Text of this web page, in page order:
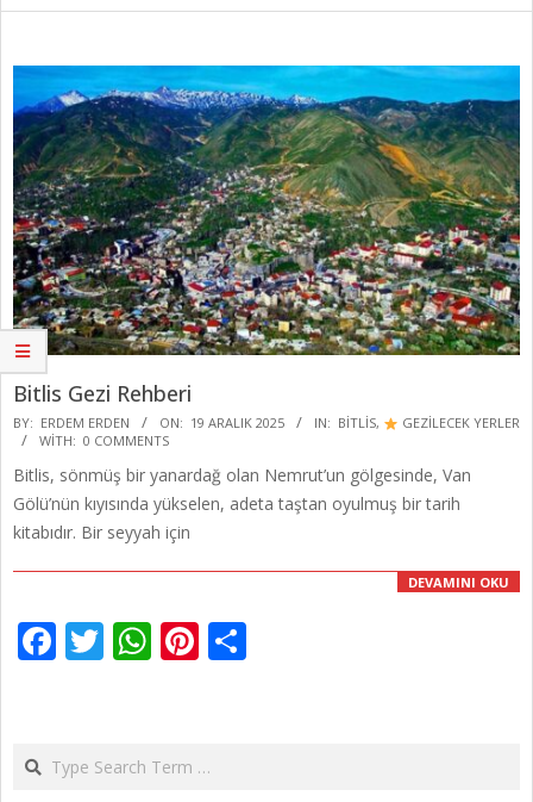
Bitlis Gezi Rehberi
2025-
12-
19
BY: ERDEM ERDEN ON: 19 ARALIK 2025 IN: BITLIS,
GEZİLECEK YERLER
WITH: 0 COMMENTS
Bitlis, sönmüş bir yanardağ olan Nemrut’un gölgesinde, Van
Gölü’nün kıyısında yükselen, adeta taştan oyulmuş bir tarih
kitabıdır. Bir seyyah için
DEVAMINI OKU
Facebook
Twitter
WhatsApp
Pinterest
Search